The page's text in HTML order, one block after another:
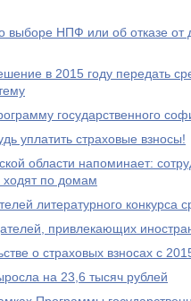
выборе НПФ или об отказе
в 2015 году передать
государственного
уплатить страховые взносы!
области напоминает:
ходят по домам
литературного конкурса
привлекающих
о страховых взносах с
на 23,6 тысяч рублей